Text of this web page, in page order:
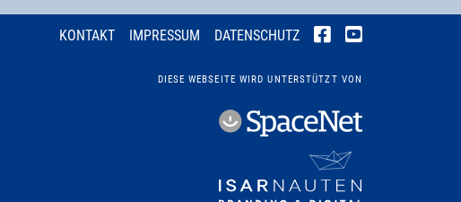
KONTAKT IMPRESSUM DATENSCHUTZ
DIESE WEBSEITE WIRD UNTERSTÜTZT VON